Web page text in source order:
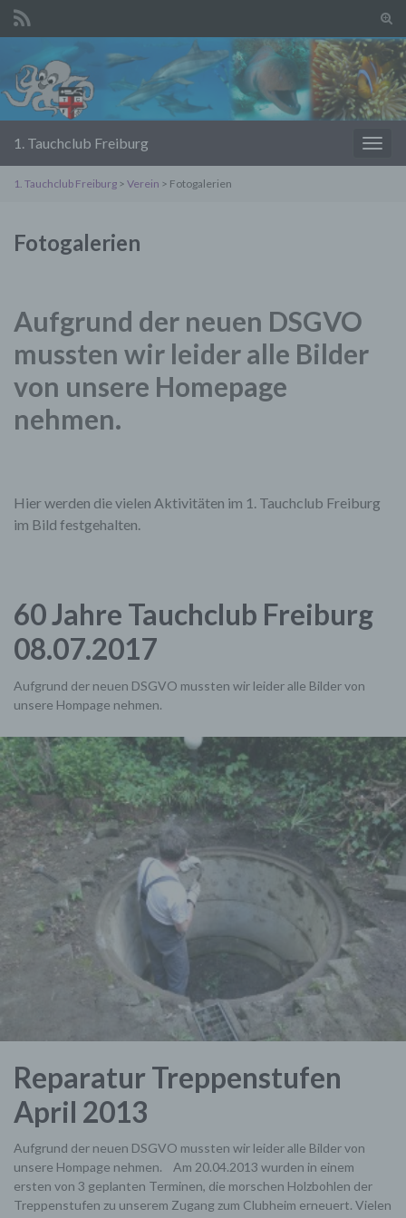
Search for:
1. Tauchclub Freiburg
1. Tauchclub Freiburg > Verein > Fotogalerien
Fotogalerien
Aufgrund der neuen DSGVO
mussten wir leider alle Bilder
von unsere Homepage
nehmen.
Hier werden die vielen Aktivitäten im 1. Tauchclub Freiburg
im Bild festgehalten.
60 Jahre Tauchclub Freiburg
08.07.2017
Aufgrund der neuen DSGVO mussten wir leider alle Bilder von
unsere Hompage nehmen.
Reparatur Treppenstufen
April 2013
Aufgrund der neuen DSGVO mussten wir leider alle Bilder von
unsere Hompage nehmen. Am 20.04.2013 wurden in einem
ersten von 3 geplanten Terminen, die morschen Holzbohlen der
Treppenstufen zu unserem Zugang zum Clubheim erneuert. Vielen